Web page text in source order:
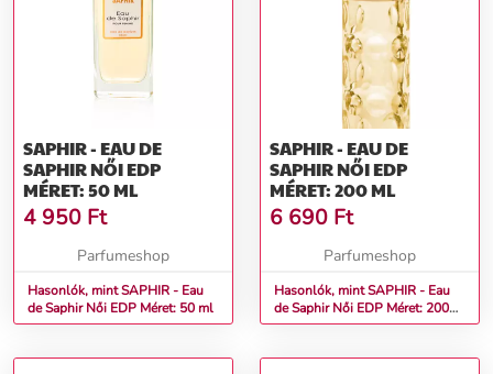
SAPHIR - EAU DE
SAPHIR NŐI EDP
MÉRET: 50 ML
4 950 Ft
Parfumeshop
Hasonlók, mint SAPHIR - Eau
de Saphir Női EDP Méret: 50 ml
SAPHIR - EAU DE
SAPHIR NŐI EDP
MÉRET: 200 ML
6 690 Ft
Parfumeshop
Hasonlók, mint SAPHIR - Eau
de Saphir Női EDP Méret: 200
ml